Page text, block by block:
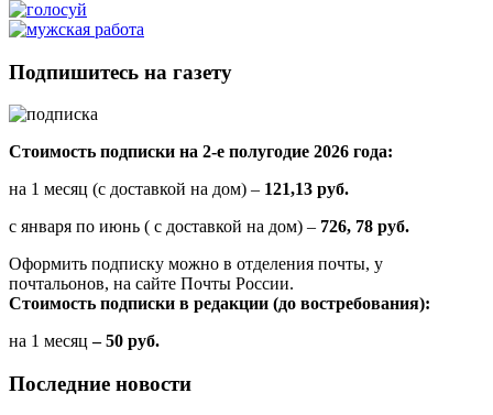
Подпишитесь на газету
Стоимость подписки на 2-е полугодие 2026 года:
на 1 месяц (с доставкой на дом) – 121,13 руб.
с января по июнь ( с доставкой на дом) – 726, 78 руб.
Оформить подписку можно в отделения почты, у
почтальонов, на сайте Почты России.
Стоимость подписки в редакции (до востребования):
на 1 месяц – 50 руб.
Последние новости